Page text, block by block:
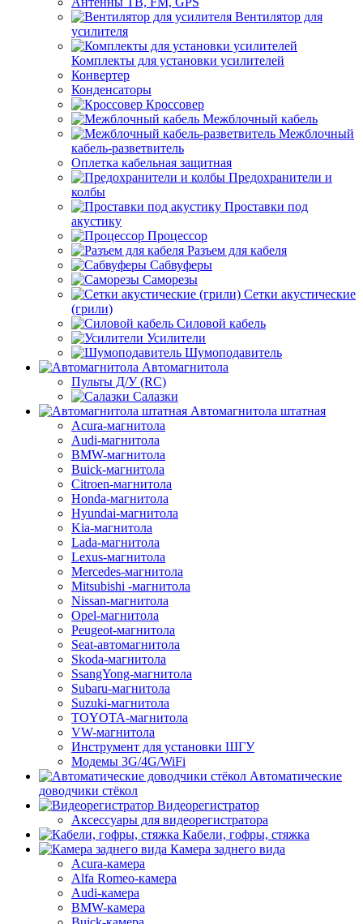
Вентилятор для
усилителя
Комплекты для установки усилителей
Конвертер
Конденсаторы
Кроссовер
Межблочный кабель
Межблочный
кабель-разветвитель
Оплетка кабельная защитная
Предохранители и
колбы
Проставки под
акустику
Процессор
Разъем для кабеля
Сабвуферы
Саморезы
Сетки акустические
(грили)
Силовой кабель
Усилители
Шумоподавитель
Автомагнитола
Пульты Д/У (RC)
Салазки
Автомагнитола штатная
Acura-магнитола
Audi-магнитола
BMW-магнитола
Buick-магнитола
Citroen-магнитола
Honda-магнитола
Hyundai-магнитола
Kia-магнитола
Lada-магнитола
Lexus-магнитола
Mercedes-магнитола
Mitsubishi -магнитола
Nissan-магнитола
Opel-магнитола
Peugeot-магнитола
Seat-автомагнитола
Skoda-магнитола
SsangYong-магнитола
Subaru-магнитола
Suzuki-магнитола
TOYOTA-магнитола
VW-магнитола
Инструмент для установки ШГУ
Модемы 3G/4G/WiFi
Автоматические
доводчики стёкол
Видеорегистратор
Аксессуары для видеорегистратора
Кабели, гофры, стяжка
Камера заднего вида
Acura-камера
Alfa Romeo-камера
Audi-камера
BMW-камера